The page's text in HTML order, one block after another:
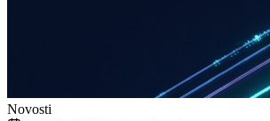
Novosti